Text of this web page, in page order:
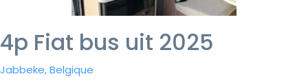
4p Fiat bus uit 2025
Jabbeke, Belgique